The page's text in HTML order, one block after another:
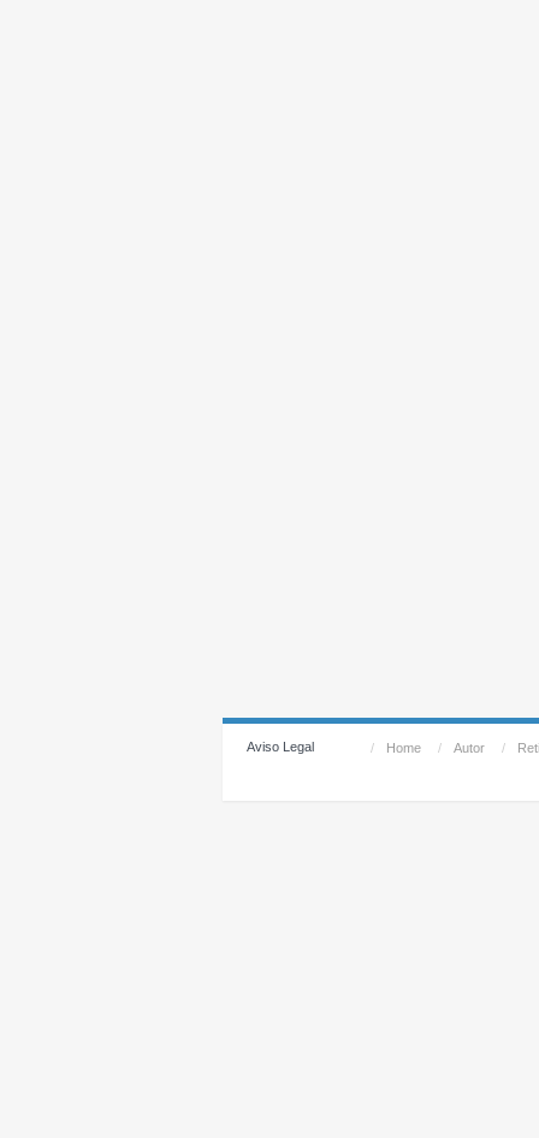
Aviso Legal / Home / Autor /